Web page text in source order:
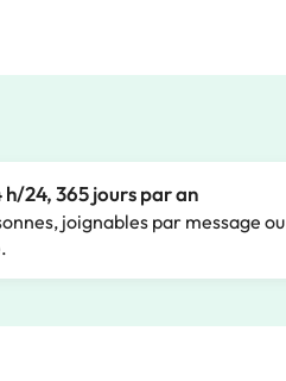
h/24, 365 jours par an
joignables par message ou